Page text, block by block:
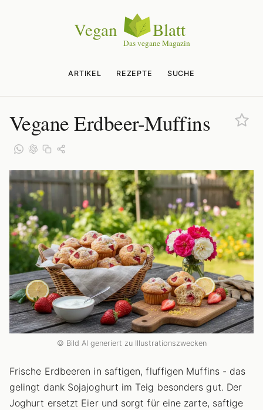
ARTIKEL REZEPTE SUCHE
Vegane Erdbeer-Muffins
© Bild AI generiert zu Illustrationszwecken
Frische Erdbeeren in saftigen, fluffigen Muffins - das
gelingt dank Sojajoghurt im Teig besonders gut. Der
Joghurt ersetzt Eier und sorgt für eine zarte, saftige